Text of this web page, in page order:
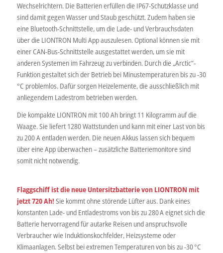
Wechselrichtern. Die Batterien erfüllen die IP67-Schutzklasse und
sind damit gegen Wasser und Staub geschützt. Zudem haben sie
eine Bluetooth-Schnittstelle, um die Lade- und Verbrauchsdaten
über die LIONTRON Multi App auszulesen. Optional können sie mit
einer CAN-Bus-Schnittstelle ausgestattet werden, um sie mit
anderen Systemen im Fahrzeug zu verbinden. Durch die „Arctic“-
Funktion gestaltet sich der Betrieb bei Minustemperaturen bis zu -30
°C problemlos. Dafür sorgen Heizelemente, die ausschließlich mit
anliegendem Ladestrom betrieben werden.
Die kompakte LIONTRON mit 100 Ah bringt 11 Kilogramm auf die
Waage. Sie liefert 1280 Wattstunden und kann mit einer Last von bis
zu 200 A entladen werden. Die neuen Akkus lassen sich bequem
über eine App überwachen – zusätzliche Batteriemonitore sind
somit nicht notwendig.
Flaggschiff ist die neue Untersitzbatterie von LIONTRON mit
jetzt 720 Ah! Sie kommt ohne störende Lüfter aus. Dank eines
konstanten Lade- und Entladestroms von bis zu 280 A eignet sich die
Batterie hervorragend für autarke Reisen und anspruchsvolle
Verbraucher wie Induktionskochfelder, Heizsysteme oder
Klimaanlagen. Selbst bei extremen Temperaturen von bis zu -30 °C